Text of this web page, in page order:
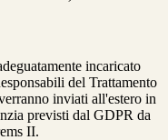
incaricato
del Trattamento
inviati all'estero in
previsti dal GDPR da
II.